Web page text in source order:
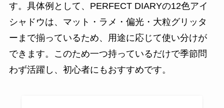
す。具体例として、PERFECT DIARYの12色アイ
シャドウは、マット・ラメ・偏光・大粒グリッタ
ーまで揃っているため、用途に応じて使い分けが
できます。このため一つ持っているだけで季節問
わず活躍し、初心者にもおすすめです。